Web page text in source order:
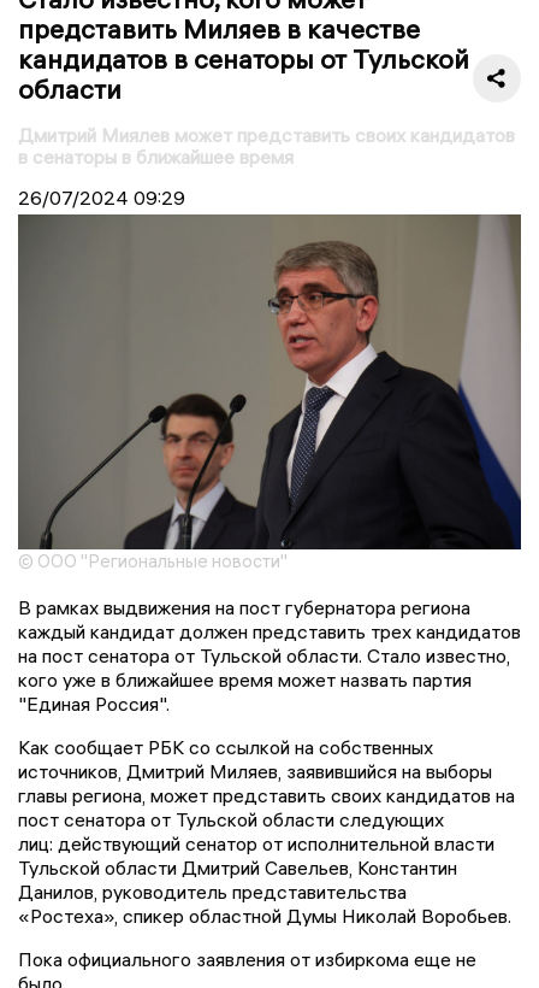
представить Миляев в качестве
кандидатов в сенаторы от Тульской
области
Дмитрий Миялев может представить своих кандидатов
в сенаторы в ближайшее время
26/07/2024 09:29
© ООО "Региональные новости"
В рамках выдвижения на пост губернатора региона
каждый кандидат должен представить трех кандидатов
на пост сенатора от Тульской области. Стало известно,
кого уже в ближайшее время может назвать партия
"Единая Россия".
Как сообщает РБК со ссылкой на собственных
источников, Дмитрий Миляев, заявившийся на выборы
главы региона, может представить своих кандидатов на
пост сенатора от Тульской области следующих
лиц: действующий сенатор от исполнительной власти
Тульской области Дмитрий Савельев, Константин
Данилов, руководитель представительства
«Ростеха», спикер областной Думы Николай Воробьев.
Пока официального заявления от избиркома еще не